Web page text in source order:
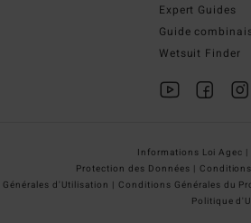
Expert Guides
Guide
Wetsuit Finder
Informations Loi Agec |
Protection des Données |
d'Utilisation | Conditions Générales du
Politique